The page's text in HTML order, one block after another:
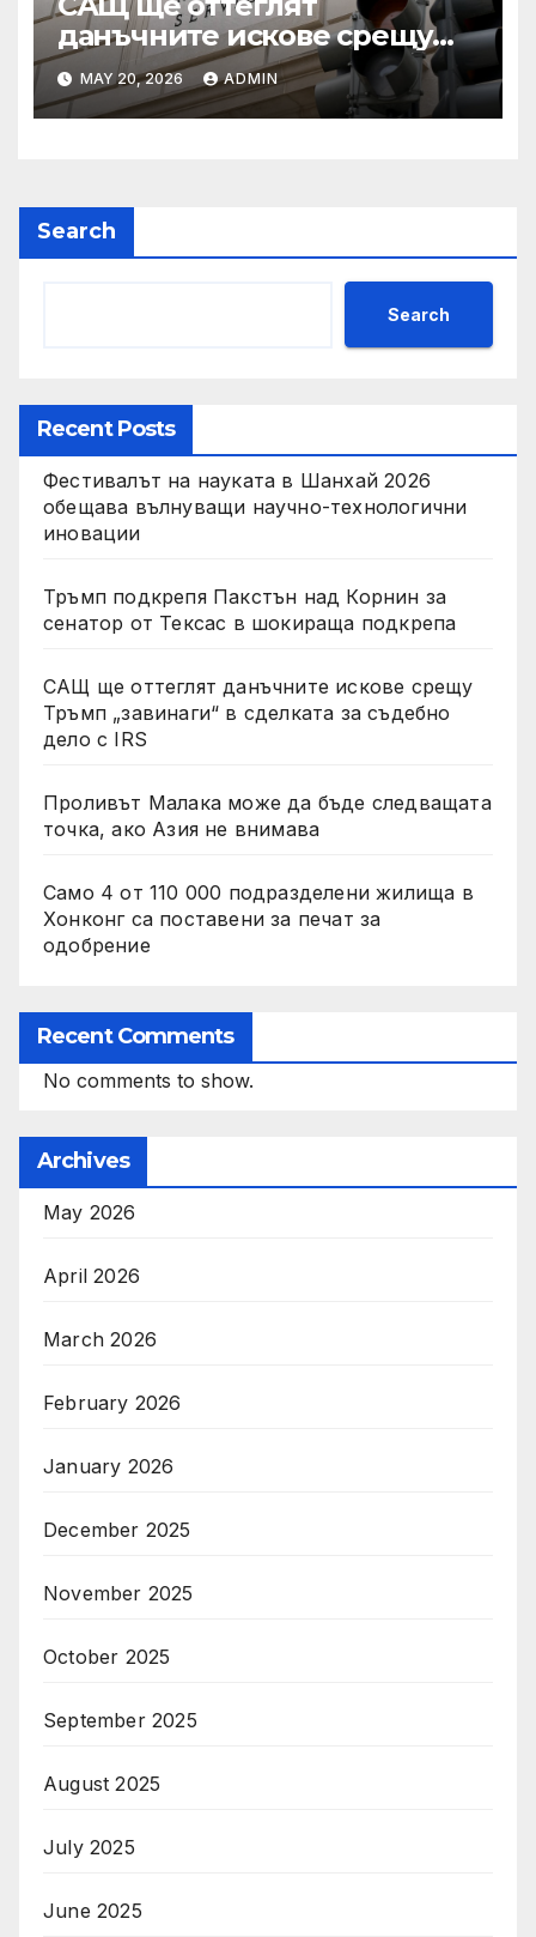
данъчните искове срещу
Тръмп „завинаги“ в
сделката за съдебно дело с
IRS
MAY 20, 2026 ADMIN
Search
Search
Recent Posts
Фестивалът на науката в Шанхай 2026
обещава вълнуващи научно-технологични
иновации
Тръмп подкрепя Пакстън над Корнин за
сенатор от Тексас в шокираща подкрепа
САЩ ще оттеглят данъчните искове срещу
Тръмп „завинаги“ в сделката за съдебно
дело с IRS
Проливът Малака може да бъде следващата
точка, ако Азия не внимава
Само 4 от 110 000 подразделени жилища в
Хонконг са поставени за печат за
одобрение
Recent Comments
No comments to show.
Archives
May 2026
April 2026
March 2026
February 2026
January 2026
December 2025
November 2025
October 2025
September 2025
August 2025
July 2025
June 2025